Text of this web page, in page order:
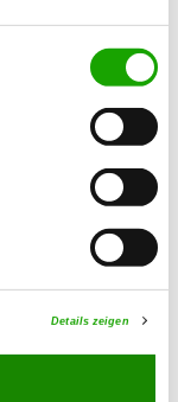
Details zeigen